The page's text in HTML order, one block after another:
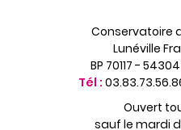
Conservatoire
Lunéville
BP 70117 -
Tél :
Ouvert
sauf le mardi